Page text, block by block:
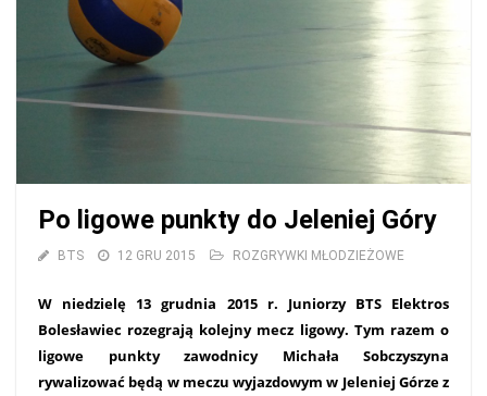
Po ligowe punkty do Jeleniej Góry
BTS 12 GRU 2015 ROZGRYWKI MŁODZIEŻOWE
W niedzielę 13 grudnia 2015 r. Juniorzy BTS Elektros
Bolesławiec rozegrają kolejny mecz ligowy. Tym razem o
ligowe punkty zawodnicy Michała Sobczyszyna
rywalizować będą w meczu wyjazdowym w Jeleniej Górze z